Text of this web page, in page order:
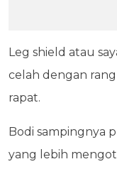
Leg shield atau
celah dengan
rapat.
Bodi sampingnya
yang lebih